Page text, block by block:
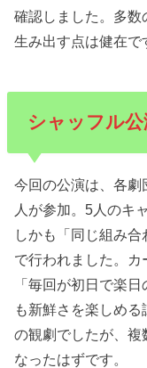
確認しました。多
生み出す点は健在で
シャッフル公
今回の公演は、各
人が参加。5人のキ
しかも「同じ組み
で行われました。
「毎回が初日で楽
も新鮮さを楽しめ
の観劇でしたが、複
なったはずです。